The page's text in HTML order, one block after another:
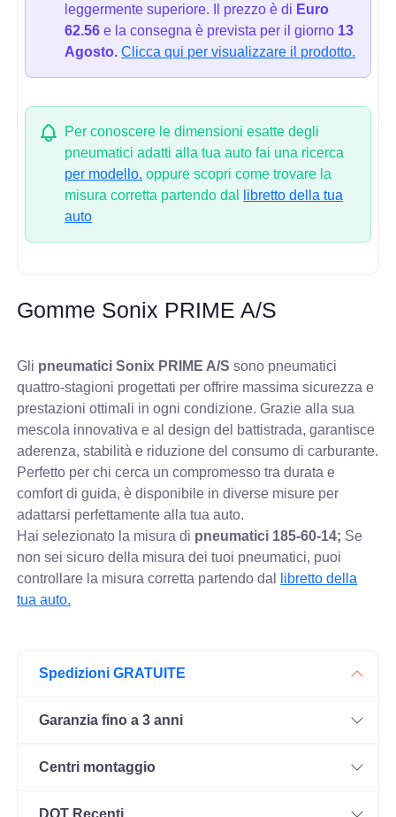
leggermente superiore. Il prezzo è di Euro
62.56 e la consegna è prevista per il giorno 13
Agosto. Clicca qui per visualizzare il prodotto.
Per conoscere le dimensioni esatte degli
pneumatici adatti alla tua auto fai una ricerca
per modello. oppure scopri come trovare la
misura corretta partendo dal
libretto della tua
auto
Gomme Sonix PRIME A/S
Gli pneumatici Sonix PRIME A/S sono pneumatici
quattro-stagioni progettati per offrire massima sicurezza e
prestazioni ottimali in ogni condizione. Grazie alla sua
mescola innovativa e al design del battistrada, garantisce
aderenza, stabilità e riduzione del consumo di carburante.
Perfetto per chi cerca un compromesso tra durata e
comfort di guida, è disponibile in diverse misure per
adattarsi perfettamente alla tua auto.
Hai selezionato la misura di pneumatici 185-60-14; Se
non sei sicuro della misura dei tuoi pneumatici, puoi
controllare la misura corretta partendo dal
libretto della
tua auto.
Spedizioni GRATUITE
Garanzia fino a 3 anni
Centri montaggio
DOT Recenti